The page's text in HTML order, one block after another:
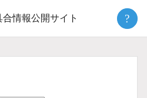
合情報公開サイト ?